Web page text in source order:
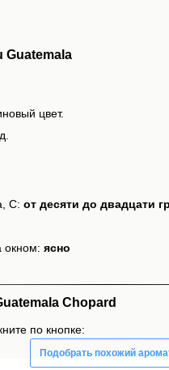
Guatemala
цвет.
С: от десяти до двадцати
окном: ясно
Chopard
по кнопке:
Подобрать похожий